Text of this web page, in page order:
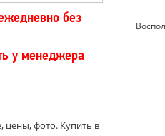
без
у менеджера
цены, фото. Купить в